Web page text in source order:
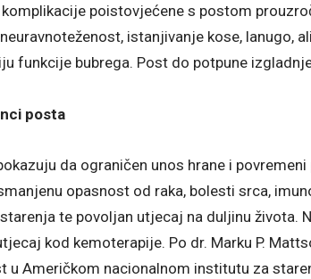
poistovjećene s postom
istanjivanje kose, lanugo,
funkcije bubrega. Post do potpune
posta
da ograničen unos hrane i
opasnost od raka, bolesti srca,
te povoljan utjecaj na duljinu života.
kod kemoterapije. Po dr. Marku P.
u Američkom nacionalnom institutu za